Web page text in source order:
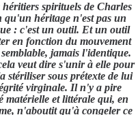
héritiers spirituels de Charles
qu'un héritage n'est pas un
: c'est un outil. Et un outil
en fonction du mouvement
jamais l'identique.
veut dire s'unir à elle pour
stériliser sous prétexte de lui
virginale. Il n'y a pire
et littérale qui, en
n'aboutit qu'à congeler ce